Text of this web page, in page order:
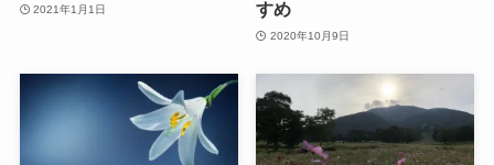
2021年1月1日
すめ
2020年10月9日